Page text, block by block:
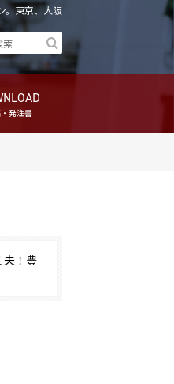
。東京、大阪
発注書
夫！豊